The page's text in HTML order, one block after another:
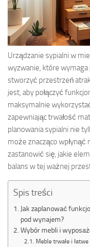
Urządzanie sypialni w
wyzwanie, które
stworzyć przestrzeń
jest, aby połączyć
maksymalnie
zapewniając trwałość
planowania sypialni nie
może znacząco
zastanowić się, jakie
balans w tej ważnej
Spis treści
Jak zaplanować
pod wynajem?
Wybór mebli i
Meble trwałe i